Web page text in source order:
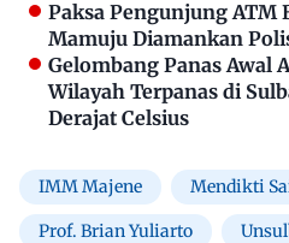
Paksa Pengunjung ATM
Mamuju Diamankan
Gelombang Panas Awal
Wilayah Terpanas di
Derajat Celsius
IMM Majene Mendikti
Prof. Brian Yuliarto